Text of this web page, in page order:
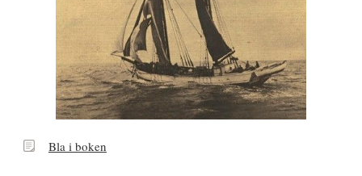
BlaBla i boken